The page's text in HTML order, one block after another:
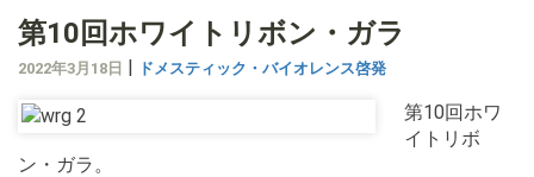
第10回ホワイトリボン・ガラ
2022年3月18日 | ドメスティック・バイオレンス啓発
第10回ホワ
イトリボ
ン・ガラ。